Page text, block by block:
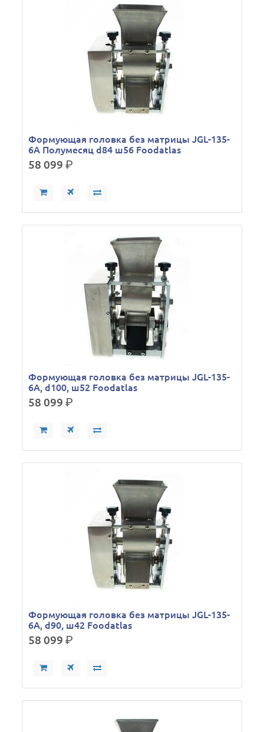
Формующая головка без матрицы JGL-135-
6A Полумесяц d84 ш56 Foodatlas
58 099р.
Формующая головка без матрицы JGL-135-
6А, d100, ш52 Foodatlas
58 099р.
Формующая головка без матрицы JGL-135-
6А, d90, ш42 Foodatlas
58 099р.